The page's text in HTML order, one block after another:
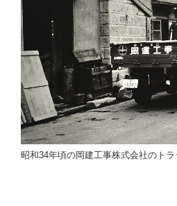
昭和34年頃の岡建工事株式会社のトラ